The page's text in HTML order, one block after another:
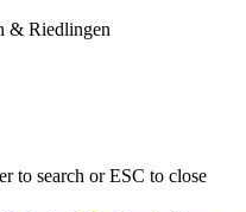
& Riedlingen
to search or ESC to close